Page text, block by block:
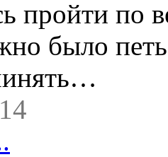
пройти по
было